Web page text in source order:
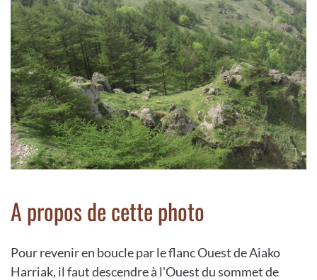
A propos de cette photo
Pour revenir en boucle par le flanc Ouest de Aiako
Harriak, il faut descendre à l'Ouest du sommet de